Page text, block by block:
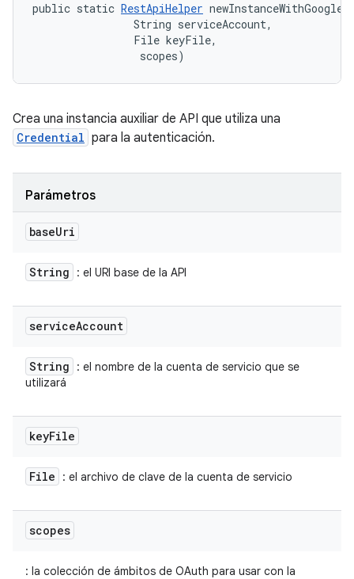
public static RestApiHelper
                String serviceAccount,
                File keyFile,
scopes)
Crea una instancia auxiliar de API que utiliza una
Credential para la autenticación.
Parámetros
baseUri
String : el URI base de la API
serviceAccount
String
: el nombre de la cuenta de servicio que se
utilizará
keyFile
File : el archivo de clave de la cuenta de servicio
scopes
: la colección de ámbitos de OAuth para usar con la